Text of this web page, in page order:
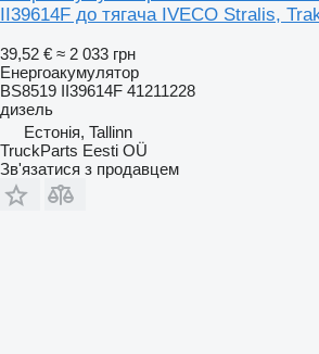
II39614F до тягача IVECO Stralis,
39,52 € ≈ 2 033 грн
Енергоакумулятор
BS8519 II39614F 41211228
дизель
Естонія, Tallinn
TruckParts Eesti OÜ
Зв'язатися з продавцем